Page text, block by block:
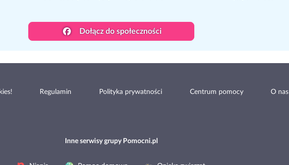
Dołącz do społeczności
Regulamin Polityka prywatności Centrum pomocy O nas
Inne serwisy grupy Pomocni.pl